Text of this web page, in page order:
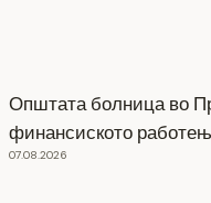
Општата болница во
финансиското
07.08.2026